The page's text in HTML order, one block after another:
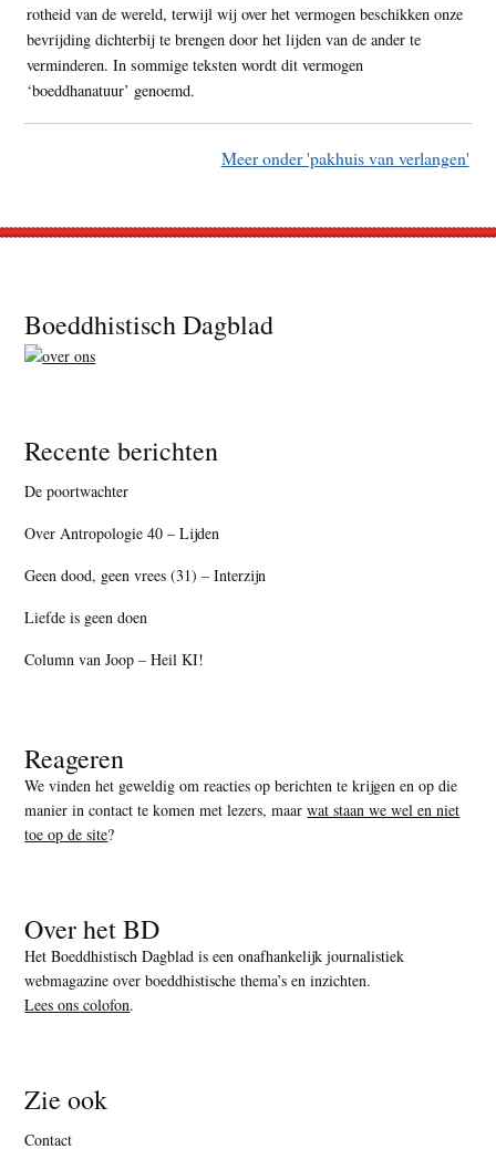
rotheid van de wereld, terwijl wij over het vermogen beschikken onze
bevrijding dichterbij te brengen door het lijden van de ander te
verminderen. In sommige teksten wordt dit vermogen
‘boeddhanatuur’ genoemd.
Meer onder 'pakhuis van verlangen'
Footer
Boeddhistisch Dagblad
Recente berichten
De poortwachter
Over Antropologie 40 – Lijden
Geen dood, geen vrees (31) – Interzijn
Liefde is geen doen
Column van Joop – Heil KI!
Reageren
We vinden het geweldig om reacties op berichten te krijgen en op die
manier in contact te komen met lezers, maarwat staan we wel en niet
toe op de site?
Over het BD
Het Boeddhistisch Dagblad is een onafhankelijk journalistiek
webmagazine over boeddhistische thema’s en inzichten.
Lees ons colofon.
Zie ook
Contact